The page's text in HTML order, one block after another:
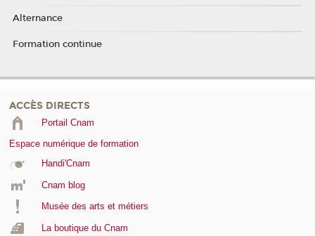
Alternance
Formation continue
ACCÈS DIRECTS
Portail Cnam
Espace numérique de formation
Handi'Cnam
Cnam blog
Musée des arts et métiers
La boutique du Cnam